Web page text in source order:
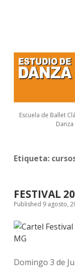
E
s
u
e
D
a
n
Escuela de Ballet
Etiqueta:
FESTIVAL
Published 9 agosto,
Domingo 3 de